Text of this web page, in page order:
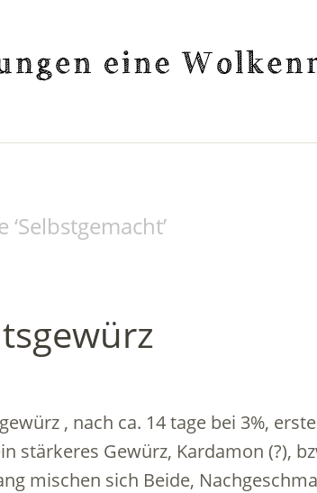
‘Selbstgemacht’
, nach ca. 14 tage bei 3%,
stärkeres Gewürz, Kardamon (?),
mischen sich Beide,